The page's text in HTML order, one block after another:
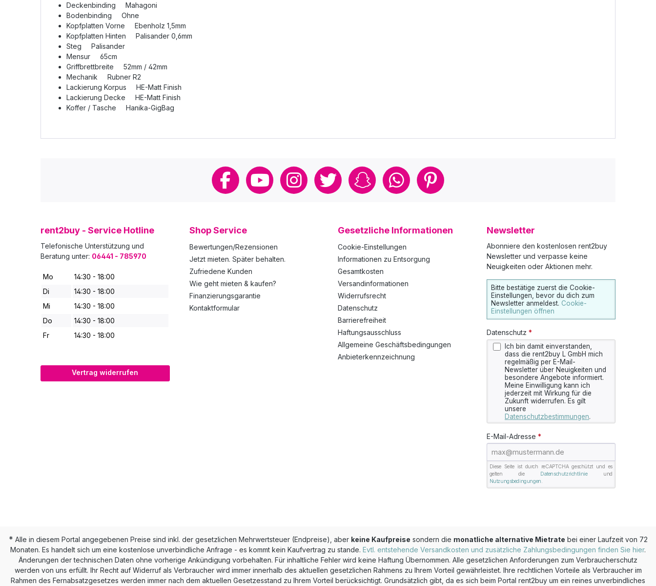
Deckenbinding Mahagoni
Bodenbinding Ohne
Kopfplatten Vorne Ebenholz 1,5mm
Kopfplatten Hinten Palisander 0,6mm
Steg Palisander
Mensur 65cm
Griffbrettbreite 52mm / 42mm
Mechanik Rubner R2
Lackierung Korpus HE-Matt Finish
Lackierung Decke HE-Matt Finish
Koffer / Tasche Hanika-GigBag
rent2buy - Service Hotline
Telefonische Unterstützung und
Beratung unter: 06441 - 785970
Mo
14:30 - 18:00
Di
14:30 - 18:00
Mi
14:30 - 18:00
Do
14:30 - 18:00
Fr
14:30 - 18:00
Vertrag widerrufen
Shop Service
Bewertungen/Rezensionen
Jetzt mieten. Später behalten.
Zufriedene Kunden
Wie geht mieten & kaufen?
Finanzierungsgarantie
Kontaktformular
Gesetzliche Informationen
Cookie-Einstellungen
Informationen zu Entsorgung
Gesamtkosten
Versandinformationen
Widerrufsrecht
Datenschutz
Barrierefreiheit
Haftungsausschluss
Allgemeine Geschäftsbedingungen
Anbieterkennzeichnung
Newsletter
Abonniere den kostenlosen rent2buy
Newsletter und verpasse keine
Neuigkeiten oder Aktionen mehr.
Bitte bestätige zuerst die Cookie-
Einstellungen, bevor du dich zum
Newsletter anmeldest. Cookie-
Einstellungen öffnen
Datenschutz *
Ich bin damit einverstanden,
dass die rent2buy L GmbH mich
regelmäßig per E-Mail-
Newsletter über Neuigkeiten und
besondere Angebote informiert.
Meine Einwilligung kann ich
jederzeit mit Wirkung für die
Zukunft widerrufen. Es gilt
unsere
Datenschutzbestimmungen.
E-Mail-Adresse *
Diese Seite ist durch reCAPTCHA geschützt und es
gelten die Datenschutzrichtlinieund
Nutzungsbedingungen
* Alle in diesem Portal angegebenen Preise sind inkl. der gesetzlichen Mehrwertsteuer (Endpreise), aber keine Kaufpreise sondern die monatliche alternative Mietrate bei einer Laufzeit von 72
Monaten. Es handelt sich um eine kostenlose unverbindliche Anfrage - es kommt kein Kaufvertrag zu stande. Evtl. entstehende Versandkosten und zusätzliche Zahlungsbedingungen finden Sie hier.
Änderungen der technischen Daten ohne vorherige Ankündigung vorbehalten. Für inhaltliche Fehler wird keine Haftung Übernommen. Alle gesetzlichen Anforderungen zum Verbraucherschutz
werden von uns erfüllt. Ihr Recht auf Widerruf als Verbraucher wird immer innerhalb des aktuellen gesetzlichen Rahmens zu Ihrem Vorteil gewährleistet. Ihre rechtlichen Vorteile als Verbraucher im
Rahmen des Fernabsatzgesetzes werden immer nach dem aktuellen Gesetzesstand zu Ihrem Vorteil berücksichtigt. Grundsätzlich gibt, da es sich beim Portal rent2buy um ein reines unverbindliches